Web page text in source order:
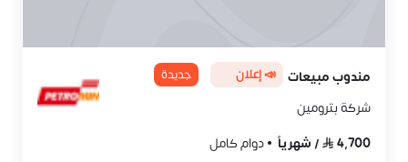
مندوب مبيعات 📣 إعلان جديدة
شركة بترومين
4,700
/ شهرياً
دوام كامل